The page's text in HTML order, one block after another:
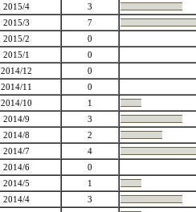
2015/4
3
2015/3
7
2015/2
0
2015/1
0
2014/12
0
2014/11
0
2014/10
1
2014/9
3
2014/8
2
2014/7
4
2014/6
0
2014/5
1
2014/4
3